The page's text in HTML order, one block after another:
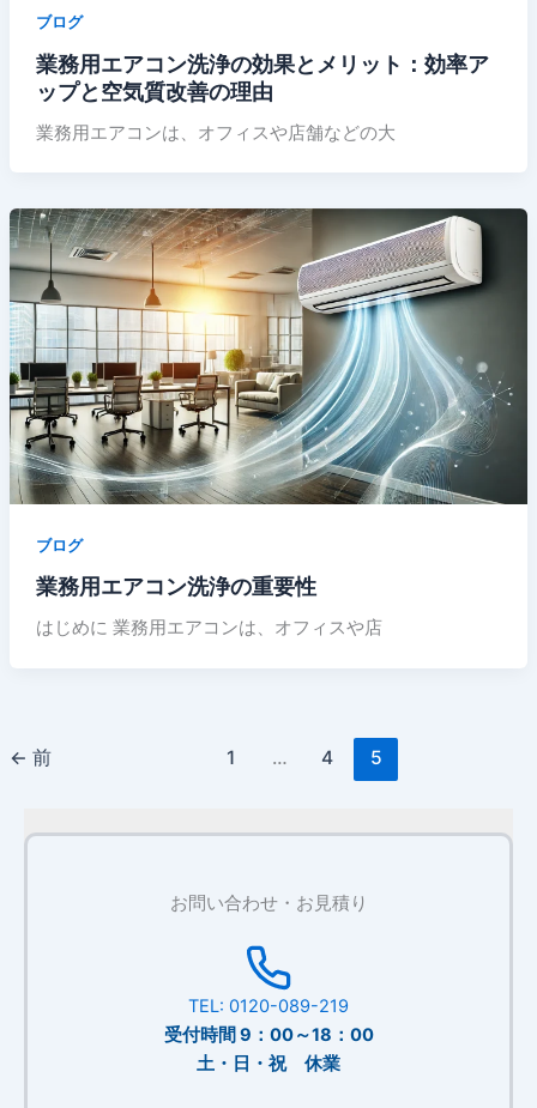
ブログ
業務用エアコン洗浄の効果とメリット：効率ア
ップと空気質改善の理由
業務用エアコンは、オフィスや店舗などの大
ブログ
業務用エアコン洗浄の重要性
はじめに 業務用エアコンは、オフィスや店
← 前 1 … 4 5
お問い合わせ・お見積り
TEL: 0120-089-219
受付時間 9：00～18：00
土・日・祝 休業